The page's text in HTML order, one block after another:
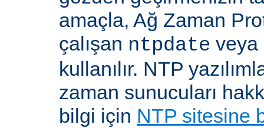
amaçla, Ağ Zaman
çalışan ntpdate veya
kullanılır. NTP
zaman sunucuları
bilgi için NTP sitesine